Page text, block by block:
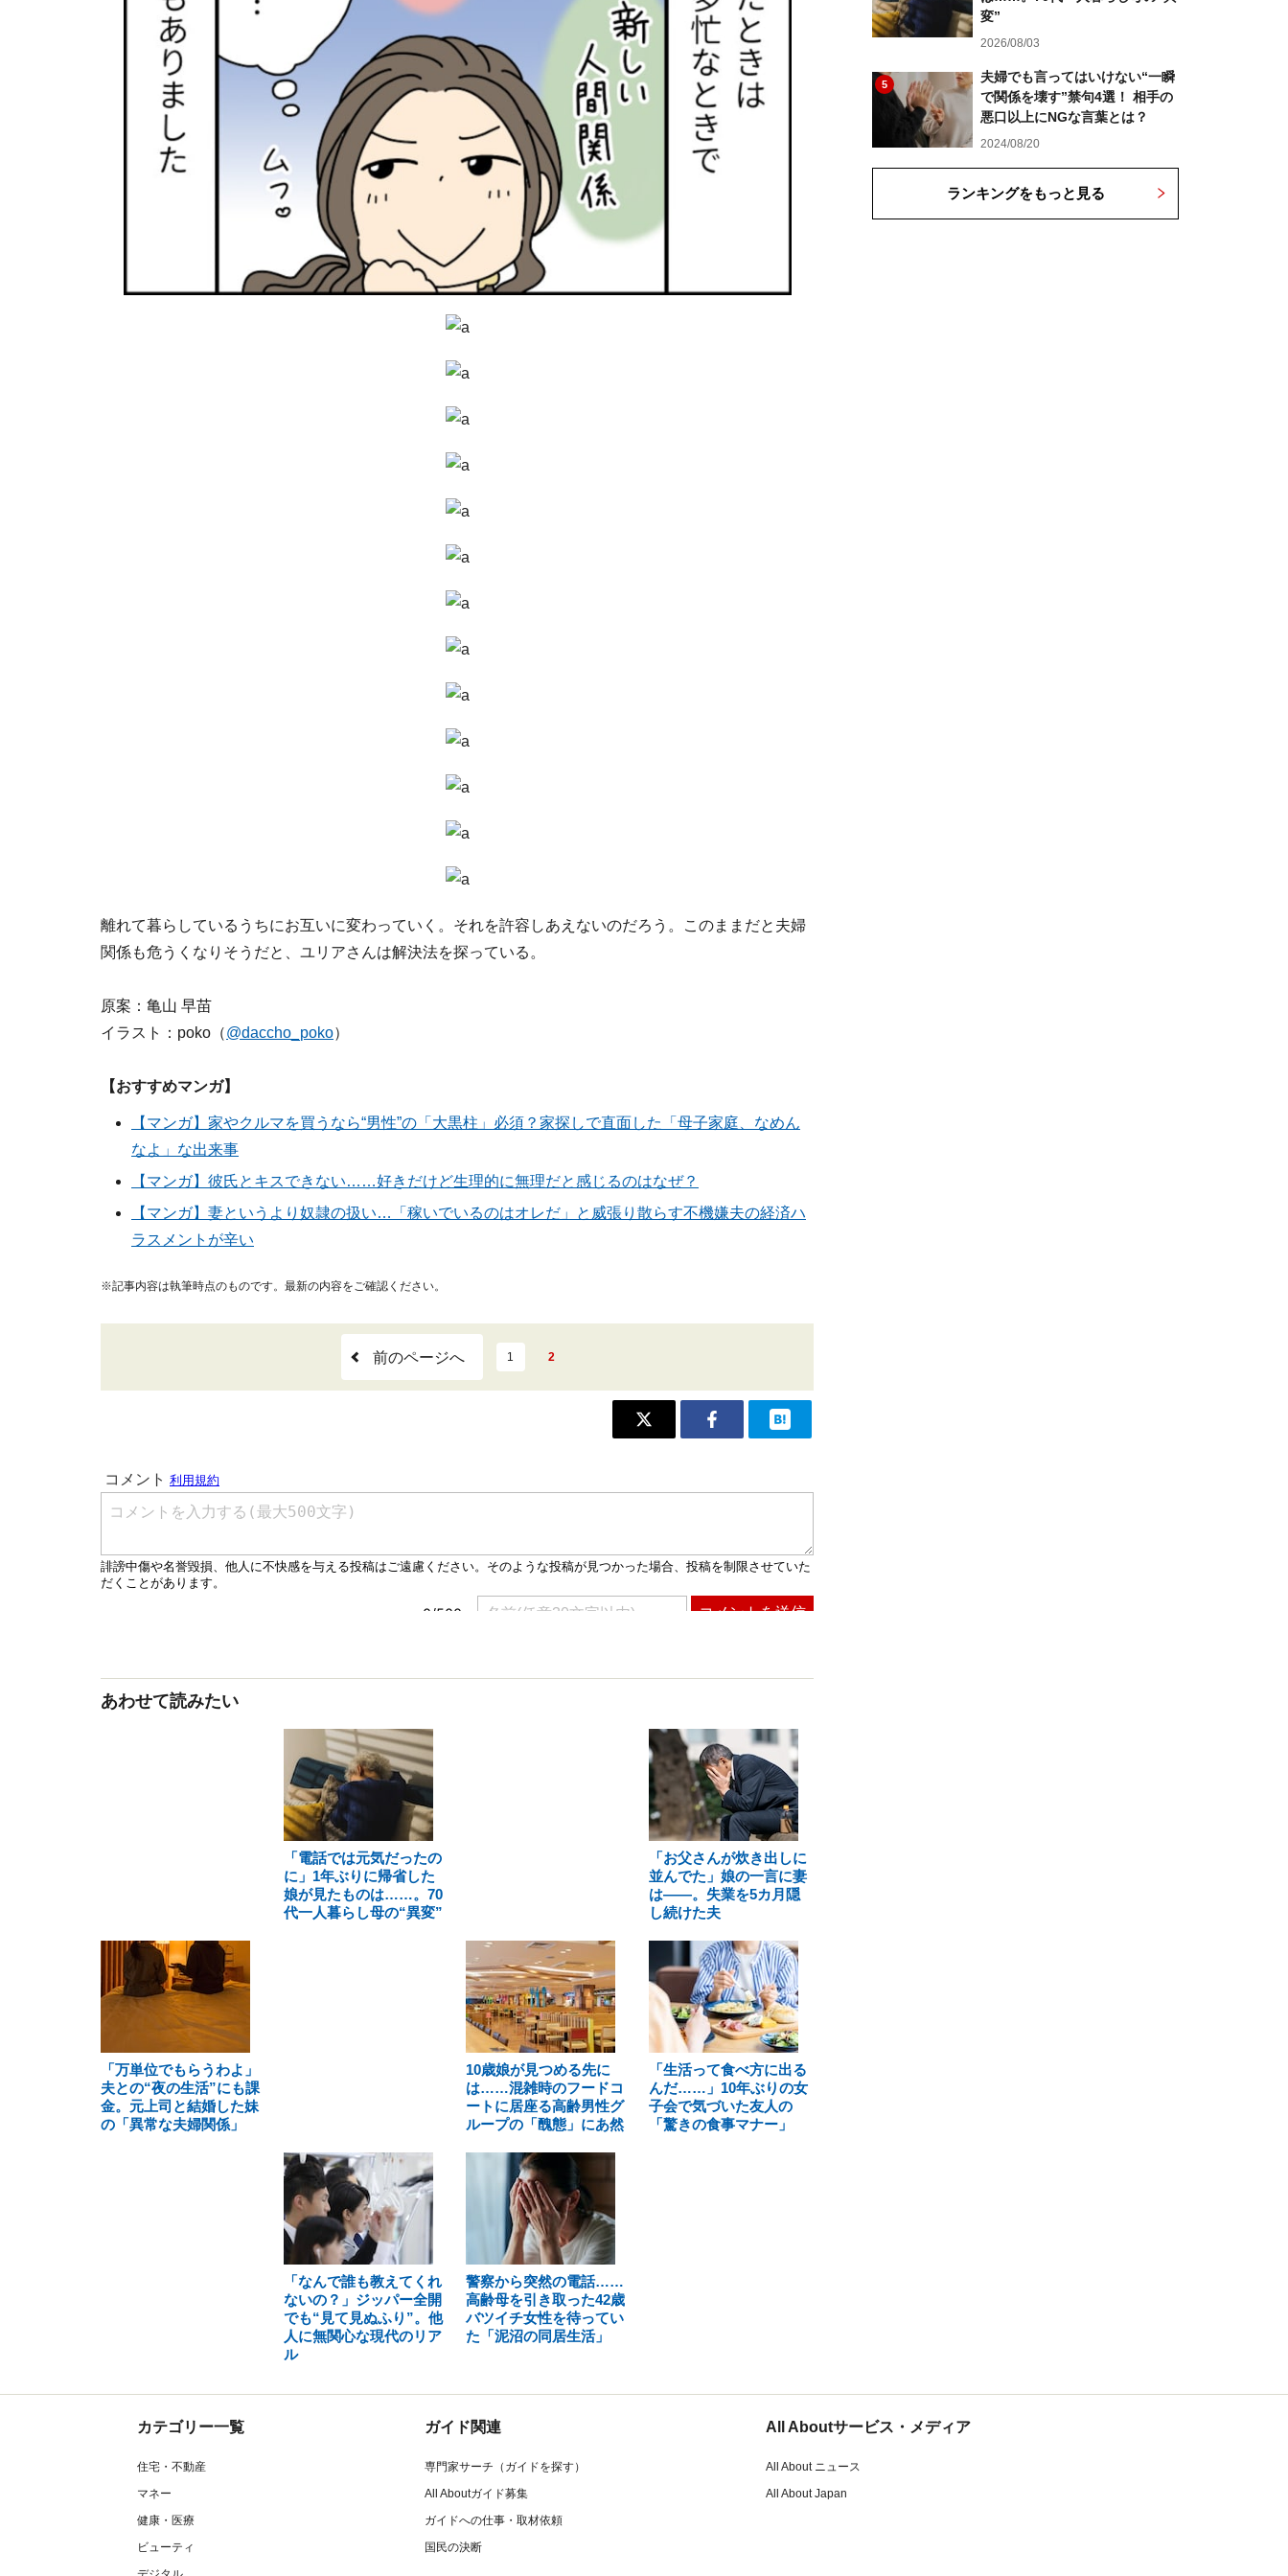
離れて暮らしているうちにお互いに変わっていく。それを許容しあえないのだろう。このままだと夫婦
関係も危うくなりそうだと、ユリアさんは解決法を探っている。
原案：亀山 早苗
イラスト：poko（@daccho_poko）
【おすすめマンガ】
【マンガ】家やクルマを買うなら“男性”の「大黒柱」必須？家探しで直面した「母子家庭、なめん
なよ」な出来事
【マンガ】彼氏とキスできない……好きだけど生理的に無理だと感じるのはなぜ？
【マンガ】妻というより奴隷の扱い…「稼いでいるのはオレだ」と威張り散らす不機嫌夫の経済ハ
ラスメントが辛い
※記事内容は執筆時点のものです。最新の内容をご確認ください。
前のページへ 1 2
あわせて読みたい
「電話では元気だったの
に」1年ぶりに帰省した
娘が見たものは……。70
代一人暮らし母の“異変”
「お父さんが炊き出しに
並んでた」娘の一言に妻
は――。失業を5カ月隠
し続けた夫
「万単位でもらうわよ」
夫との“夜の生活”にも課
金。元上司と結婚した妹
の「異常な夫婦関係」
10歳娘が見つめる先に
は……混雑時のフードコ
ートに居座る高齢男性グ
ループの「醜態」にあ然
「生活って食べ方に出る
んだ……」10年ぶりの女
子会で気づいた友人の
「驚きの食事マナー」
「なんで誰も教えてくれ
ないの？」ジッパー全開
でも“見て見ぬふり”。他
人に無関心な現代のリア
ル
警察から突然の電話……
高齢母を引き取った42歳
バツイチ女性を待ってい
た「泥沼の同居生活」
変”
2026/08/03
5
夫婦でも言ってはいけない“一瞬
で関係を壊す”禁句4選！ 相手の
悪口以上にNGな言葉とは？
2024/08/20
ランキングをもっと見る
カテゴリー一覧
住宅・不動産
マネー
健康・医療
ビューティ
ガイド関連
専門家サーチ（ガイドを探す）
All Aboutガイド募集
ガイドへの仕事・取材依頼
国民の決断
All Aboutサービス・メディア
All About ニュース
All About Japan